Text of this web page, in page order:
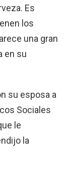
Es
los
una gran
en su
su esposa a
Sociales
le
la